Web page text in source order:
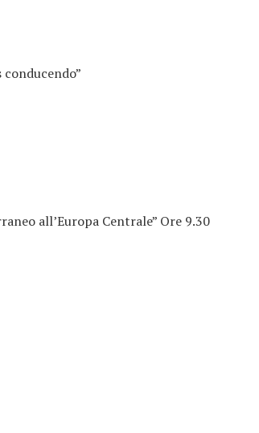
all’Europa Centrale” Ore 9.30